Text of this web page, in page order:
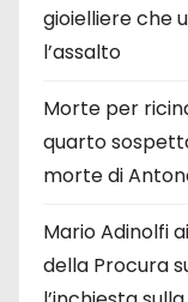
gioielliere che
l’assalto
Morte per
quarto
morte di
Mario Adinolfi
della Procura